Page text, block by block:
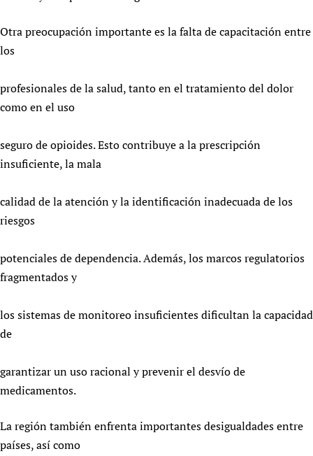
Otra preocupación importante es la falta de capacitación entre
los
profesionales de la salud, tanto en el tratamiento del dolor
como en el uso
seguro de opioides. Esto contribuye a la prescripción
insuficiente, la mala
calidad de la atención y la identificación inadecuada de los
riesgos
potenciales de dependencia. Además, los marcos regulatorios
fragmentados y
los sistemas de monitoreo insuficientes dificultan la capacidad
de
garantizar un uso racional y prevenir el desvío de
medicamentos.
La región también enfrenta importantes desigualdades entre
países, así como